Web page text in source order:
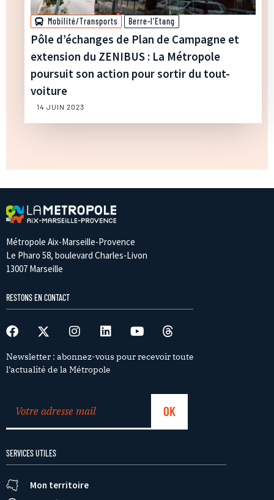
Mobilité/Transports Berre-l'Etang
Pôle d’échanges de Plan de Campagne et
extension du ZENIBUS : La Métropole
poursuit son action pour sortir du tout-
voiture
14 JUIN 2023
Métropole Aix-Marseille-Provence
Le Pharo 58, boulevard Charles-Livon
13007 Marseille
RESTONS EN CONTACT
Newsletter : abonnez-vous pour recevoir toute
l’actualité de la Métropole
SERVICES UTILES
Mon territoire